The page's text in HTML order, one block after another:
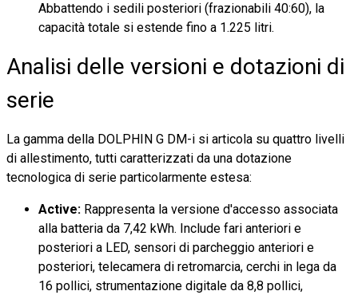
Abbattendo i sedili posteriori (frazionabili 40:60), la
capacità totale si estende fino a 1.225 litri.
Analisi delle versioni e dotazioni di
serie
La gamma della DOLPHIN G DM-i si articola su quattro livelli
di allestimento, tutti caratterizzati da una dotazione
tecnologica di serie particolarmente estesa:
Active: Rappresenta la versione d'accesso associata
alla batteria da 7,42 kWh. Include fari anteriori e
posteriori a LED, sensori di parcheggio anteriori e
posteriori, telecamera di retromarcia, cerchi in lega da
16 pollici, strumentazione digitale da 8,8 pollici,